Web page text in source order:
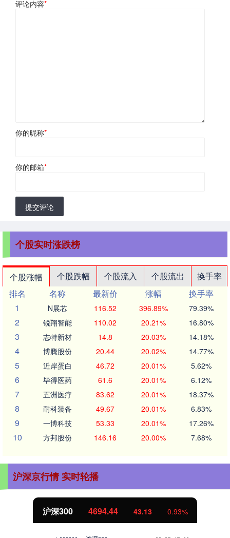
评论内容*
你的昵称*
你的邮箱*
提交评论
个股实时涨跌榜
个股涨幅 个股跌幅 个股流入 个股流出
换手率
排名
名称 最新价 涨幅
换手率
1
N展芯 116.52 396.89% 79.39%
2 锐翔智能 110.02 20.21% 16.80%
3 志特新材 14.8 20.03% 14.18%
4 博腾股份 20.44 20.02% 14.77%
5 近岸蛋白 46.72 20.01% 5.62%
6 毕得医药 61.6 20.01% 6.12%
7 五洲医疗 83.62 20.01% 18.37%
8 耐科装备 49.67 20.01% 6.83%
9 一博科技 53.33 20.01% 17.26%
10 方邦股份 146.16 20.00% 7.68%
沪深京行情 实时轮播
沪深300 4694.44 43.13 0.93%